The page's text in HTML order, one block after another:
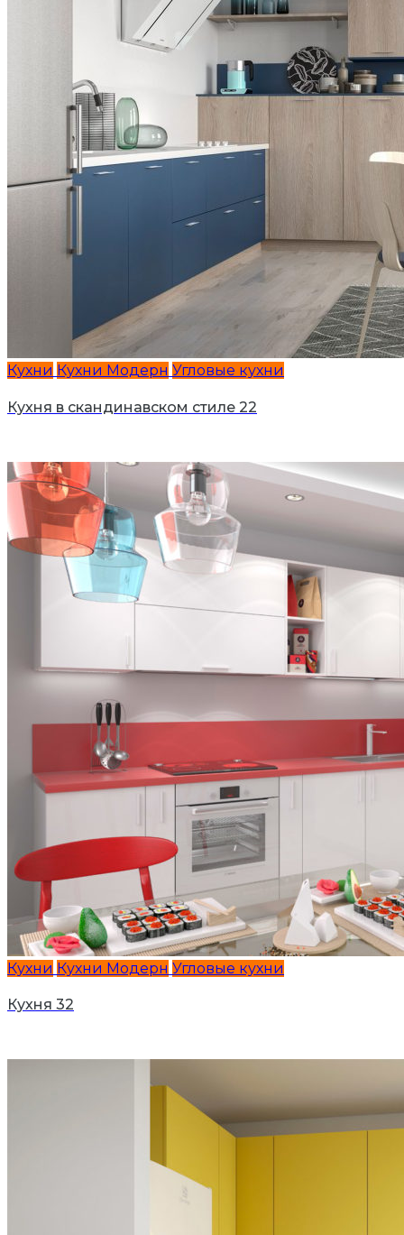
Кухни Кухни Модерн Угловые кухни
Кухня в скандинавском стиле 22
Кухни Кухни Модерн Угловые кухни
Кухня 32